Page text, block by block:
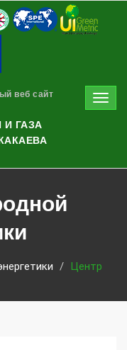
веб сайт
И ГАЗА
Центр